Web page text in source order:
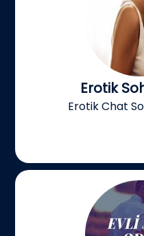
Erotik
Erotik Chat